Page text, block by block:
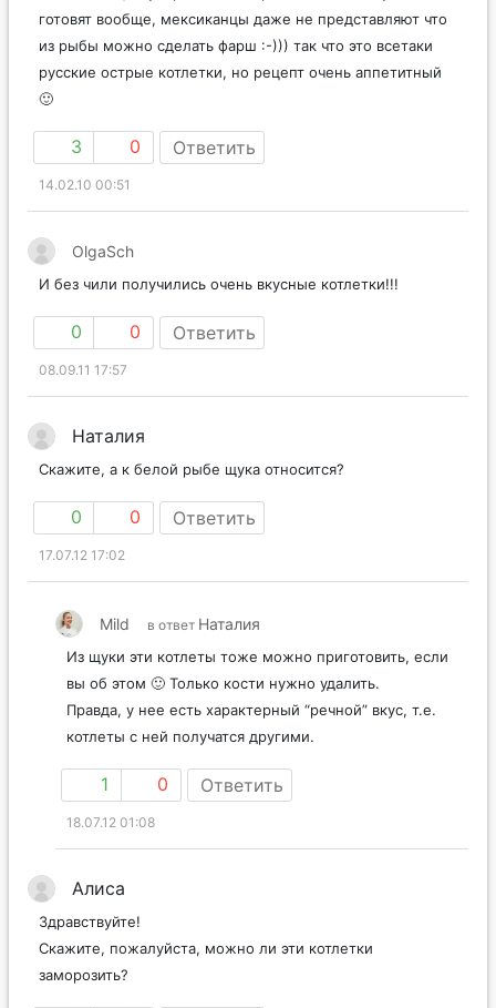
готовят вообще, мексиканцы даже не представляют что
из рыбы можно сделать фарш :-))) так что это всетаки
русские острые котлетки, но рецепт очень аппетитный
🙂
3 0 Ответить
14.02.10 00:51
OlgaSch
И без чили получились очень вкусные котлетки!!!
0 0 Ответить
08.09.11 17:57
Наталия
Скажите, а к белой рыбе щука относится?
0 0 Ответить
17.07.12 17:02
Mild в ответ Наталия
Из щуки эти котлеты тоже можно приготовить, если
вы об этом 🙂 Только кости нужно удалить.
Правда, у нее есть характерный “речной” вкус, т.е.
котлеты с ней получатся другими.
1 0 Ответить
18.07.12 01:08
Алиса
Здравствуйте!
Скажите, пожалуйста, можно ли эти котлетки
заморозить?